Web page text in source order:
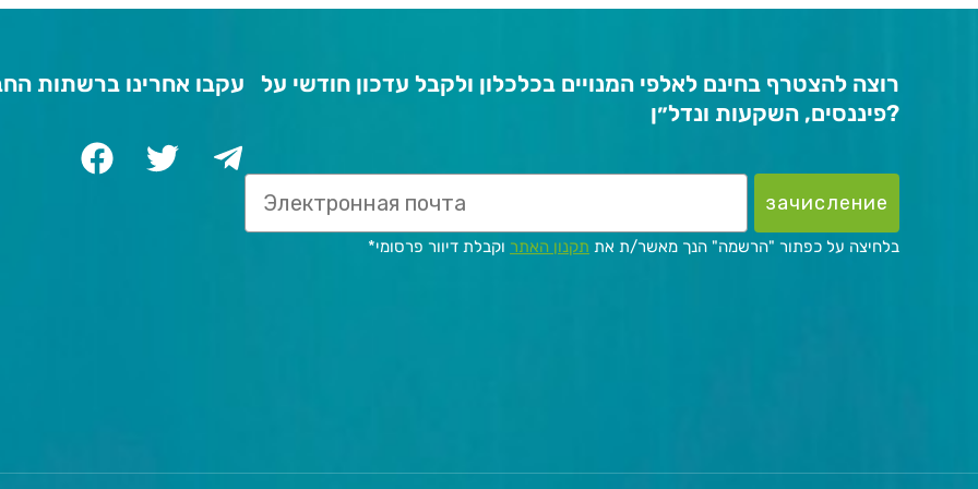
עקבו אחרינו ברשתות
רוצה להצטרף בחינם לאלפי המנויים בכלכלון ולקבל עדכון חודשי על
פיננסים, השקעות ונדל״ן?
зачисление
*בלחיצה על כפתור "הרשמה" הנך מאשר/ת את תקנון האתר וקבלת דיוור פרסומי